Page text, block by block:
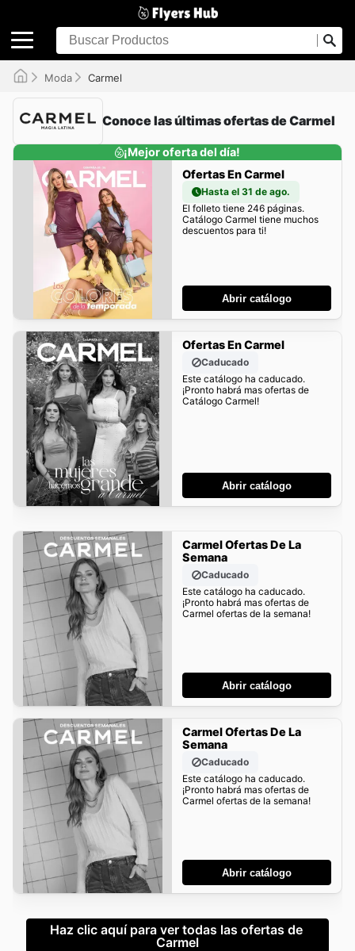
Moda Carmel
Conoce las últimas ofertas de Carmel
¡Mejor oferta del día!
Ofertas En Carmel
Hasta el 31 de ago.
El folleto tiene 246 páginas.
Catálogo Carmel tiene muchos
descuentos para ti!
Abrir catálogo
Ofertas En Carmel
Caducado
Este catálogo ha caducado.
¡Pronto habrá mas ofertas de
Catálogo Carmel!
Abrir catálogo
Carmel Ofertas De La
Semana
Caducado
Este catálogo ha caducado.
¡Pronto habrá mas ofertas de
Carmel ofertas de la semana!
Abrir catálogo
Carmel Ofertas De La
Semana
Caducado
Este catálogo ha caducado.
¡Pronto habrá mas ofertas de
Carmel ofertas de la semana!
Abrir catálogo
Haz clic aquí para ver todas las ofertas de
Carmel